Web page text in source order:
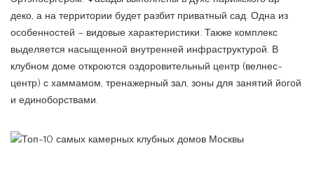
деко, а на территории будет разбит приватный сад. Одна из
особенностей – видовые характеристики. Также комплекс
выделяется насыщенной внутренней инфраструктурой. В
клубном доме откроются оздоровительный центр (велнес-
центр) с хаммамом, тренажерный зал, зоны для занятий йогой
и единоборствами.